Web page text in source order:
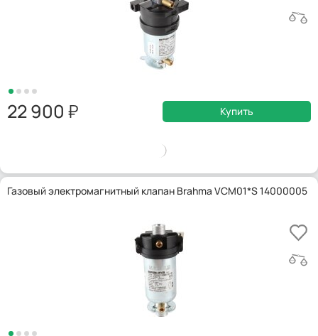
22 900 Купить
Газовый электромагнитный клапан Brahma VCM01*S 14000005